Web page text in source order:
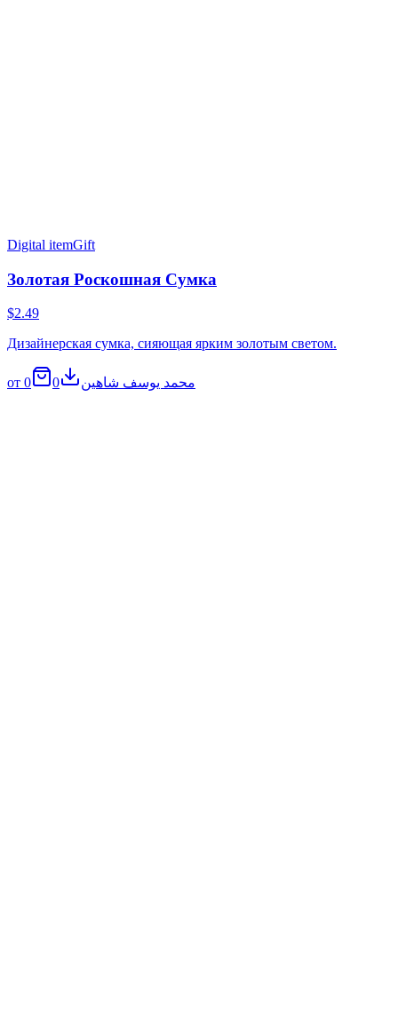
Digital itemGift
Золотая Роскошная Сумка
$2.49
Дизайнерская сумка, сияющая ярким золотым светом.
от محمد يوسف شاهين 0
0